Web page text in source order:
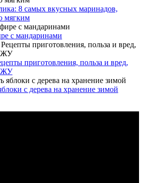
8 самых вкусных маринадов,
мягким
с мандаринами
приготовления, польза и вред,
с дерева на хранение зимой